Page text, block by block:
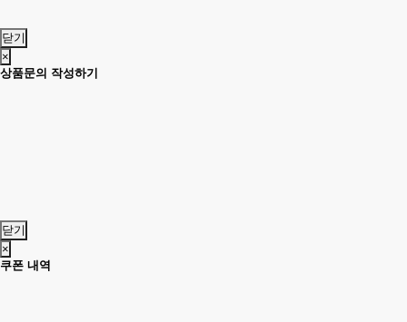
닫기
×
상품문의 작성하기
닫기
×
쿠폰 내역